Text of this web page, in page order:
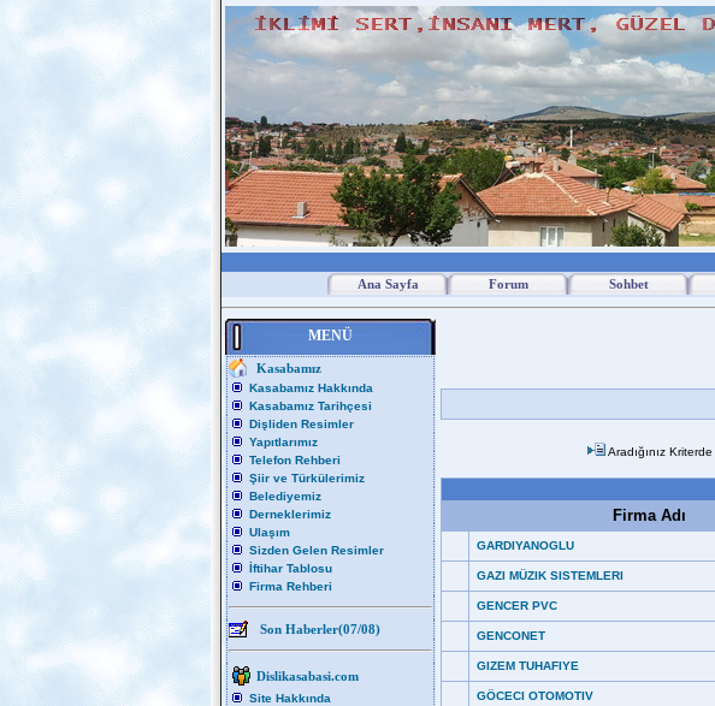
Ana Sayfa Forum Sohbet
MENÜ
Kasabamız
Kasabamız Hakkında
Kasabamız Tarihçesi
Dişliden Resimler
Yapıtlarımız
Telefon Rehberi
Şiir ve Türkülerimiz
Belediyemiz
Derneklerimiz
Ulaşım
Sizden Gelen Resimler
İftihar Tablosu
Firma Rehberi
Son Haberler(07/08)
Dislikasabasi.com
Site Hakkında
Aradığınız Kriterde
Firma Adı
GARDIYANOGLU
GAZI MÜZIK SISTEMLERI
GENCER PVC
GENCONET
GIZEM TUHAFIYE
GÖCECI OTOMOTIV